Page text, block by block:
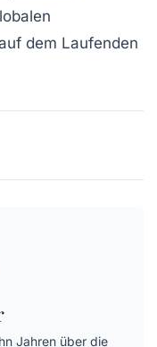
dem Laufenden
Jahren über die